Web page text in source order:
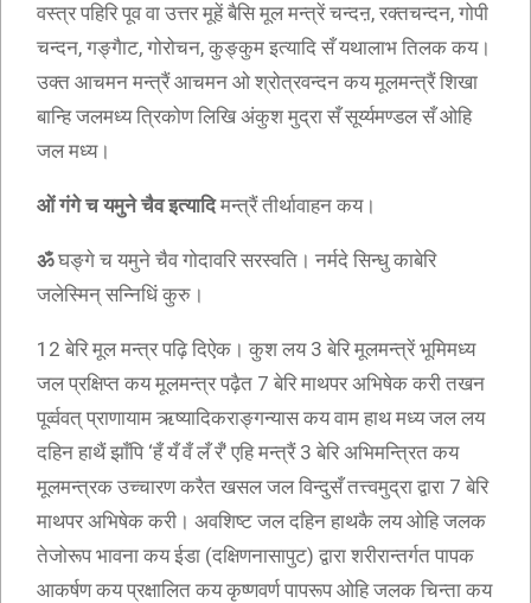
वस्त्र पहिरि पूव वा उत्तर मूहें बैसि मूल मन्त्रें चन्दऩ, रक्तचन्दन, गोपी
चन्दन, गङ्गैाट, गोरोचन, कुङ्कुम इत्यादि सँ यथालाभ तिलक कय।
उक्त आचमन मन्त्रैं आचमन ओ श्रोत्रवन्दन कय मूलमन्त्रैं शिखा
बान्हि जलमध्य त्रिकोण लिखि अंकुश मुद्रा सँ सूर्य्यमण्डल सँ ओहि
जल मध्य।
ओं गंगे च यमुने चैव इत्यादिमन्त्रैं तीर्थावाहन कय।
ॐघङ्गे च यमुने चैव गोदावरि सरस्वति। नर्मदे सिन्धु काबेरि
जलेस्मिन् सन्निधिं कुरु।
12 बेरि मूल मन्त्र पढ़ि दिऐक। कुश लय 3 बेरि मूलमन्त्रें भूमिमध्य
जल प्रक्षिप्त कय मूलमन्त्र पढ़ैत 7 बेरि माथपर अभिषेक करी तखन
पूर्व्ववत् प्राणायाम ऋष्यादिकराङ्गन्यास कय वाम हाथ मध्य जल लय
दहिन हाथैं झाँपि ‘हँ यँ वँ लँ रँ’ एहि मन्त्रैं 3 बेरि अभिमन्त्रित कय
मूलमन्त्रक उच्चारण करैत खसल जल विन्दुसँ तत्त्वमुद्रा द्वारा 7 बेरि
माथपर अभिषेक करी। अवशिष्ट जल दहिन हाथकै लय ओहि जलक
तेजोरूप भावना कय ईडा (दक्षिणनासापुट) द्वारा शरीरान्तर्गत पापक
आकर्षण कय प्रक्षालित कय कृष्णवर्ण पापरूप ओहि जलक चिन्ता कय